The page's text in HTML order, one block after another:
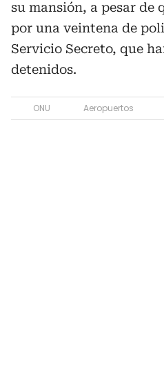
su mansión, a pesar de
por una veintena de
Servicio Secreto, que
detenidos.
ONU Aeropuertos